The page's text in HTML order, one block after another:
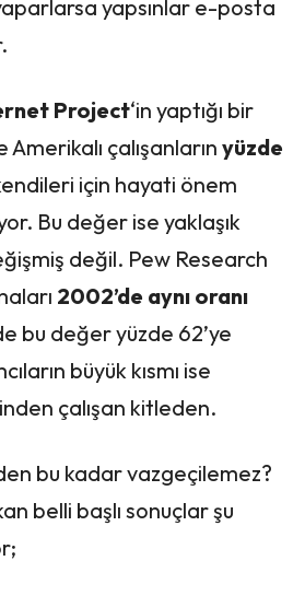
yapsınlar e-posta
Project‘in yaptığı bir
çalışanların yüzde
için hayati önem
Bu değer ise yaklaşık
değil. Pew Research
2002’de aynı oranı
bu değer yüzde 62’ye
büyük kısmı ise
çalışan kitleden.
bu kadar vazgeçilemez?
belli başlı sonuçlar şu